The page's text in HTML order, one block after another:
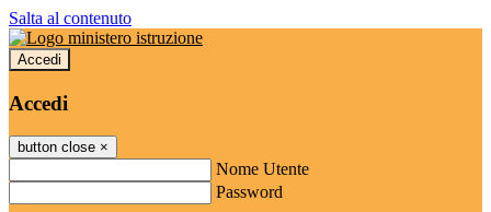
Salta al contenuto
Accedi
Accedi
button close ×
Nome Utente
Password